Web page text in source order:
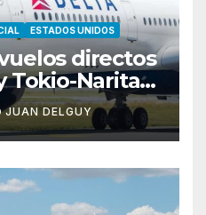
ESTADOS UNIDOS
directos
Tokio-Narita
2027
JUAN DELGUY